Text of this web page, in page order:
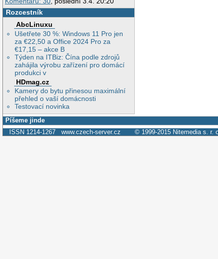
Rozcestník
AbcLinuxu
Ušetřete 30 %: Windows 11 Pro jen
za €22,50 a Office 2024 Pro za
€17,15 – akce B
Týden na ITBiz: Čína podle zdrojů
zahájila výrobu zařízení pro domácí
produkci v
HDmag.cz
Kamery do bytu přinesou maximální
přehled o vaší domácnosti
Testovací novinka
Píšeme jinde
ISSN 1214-1267 www.czech-server.cz © 1999-2015 Nitemedia s. r.